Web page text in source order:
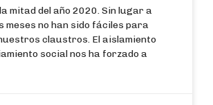
mitad del año 2020. Sin lugar a
meses no han sido fáciles para
claustros. El aislamiento
social nos ha forzado a